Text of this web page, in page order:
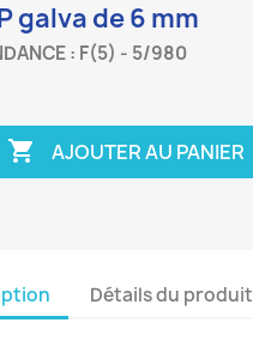
galva de 6 mm
: F(5) - 5/980
 AJOUTER AU PANIER
Détails du produit